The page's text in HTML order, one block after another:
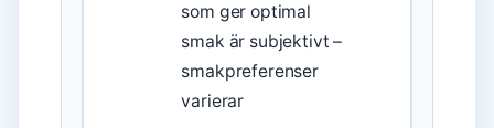
som ger optimal
smak är subjektivt –
smakpreferenser
varierar